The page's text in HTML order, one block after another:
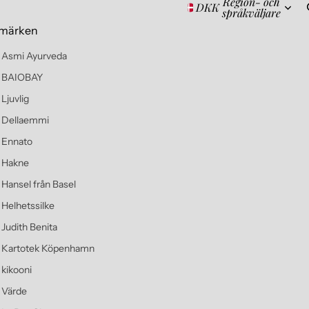
Asmi Ayurveda
BAIOBAY
Ljuvlig
Dellaemmi
Ennato
Hakne
Hansel från Basel
Helhetssilke
Judith Benita
Kartotek Köpenhamn
kikooni
Värde
DKKspråkväljare